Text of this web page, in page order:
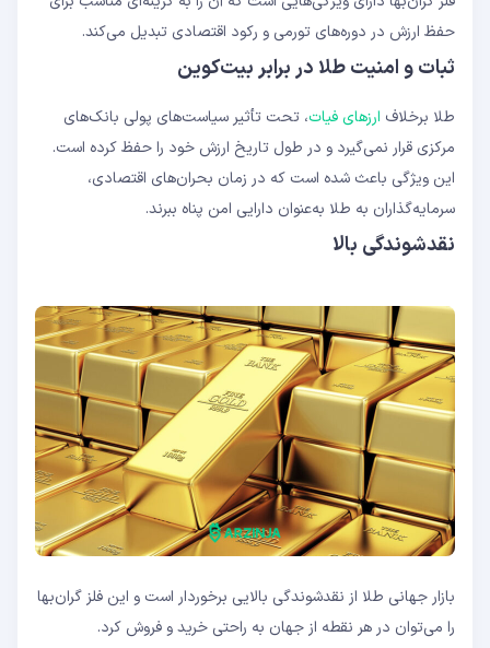
حفظ ارزش در دوره‌های تورمی و رکود اقتصادی تبدیل می‌کند.
ثبات و امنیت طلا در برابر بیت‌کوین
طلا برخلاف ارزهای فیات، تحت تأثیر سیاست‌های پولی بانک‌های
مرکزی قرار نمی‌گیرد و در طول تاریخ ارزش خود را حفظ کرده است.
این ویژگی باعث شده است که در زمان بحران‌های اقتصادی،
سرمایه‌گذاران به طلا به‌عنوان دارایی امن پناه ببرند.
نقدشوندگی بالا
بازار جهانی طلا از نقدشوندگی بالایی برخوردار است و این فلز گران‌بها
را می‌توان در هر نقطه از جهان به راحتی خرید و فروش کرد.